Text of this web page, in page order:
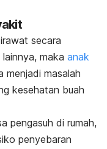
secara
maka anak
menjadi masalah
kesehatan buah
pengasuh di rumah,
penyebaran